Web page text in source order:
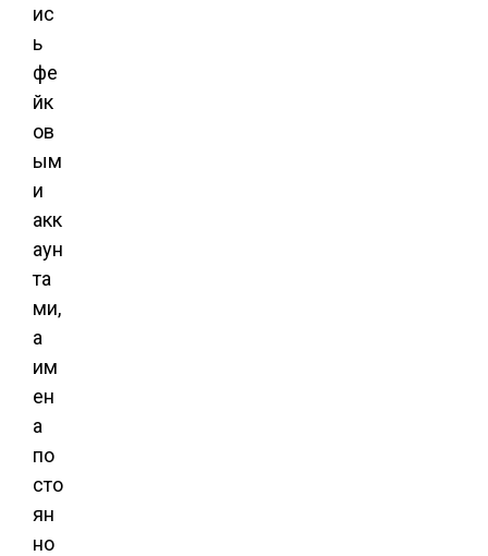
ис
ь
фе
йк
ов
ым
и
акк
аун
та
ми,
а
им
ен
а
по
сто
ян
но